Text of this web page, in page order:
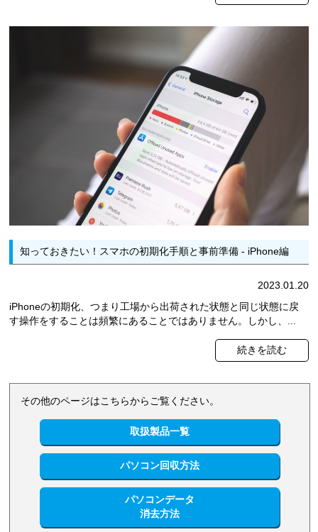
知っておきたい！スマホの初期化手順と事前準備 - iPhone編
2023.01.20
iPhoneの初期化、つまり工場から出荷された状態と同じ状態に戻
す操作をすることは頻繁にあることではありません。しかし、...
続きを読む
その他のページはこちらからご覧ください。
取扱製品一覧
パソコン回収方法
パソコンデータ
消去方法